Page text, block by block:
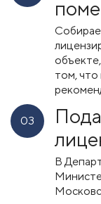
том,
03
В